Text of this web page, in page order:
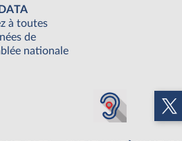
à toutes
de
nationale